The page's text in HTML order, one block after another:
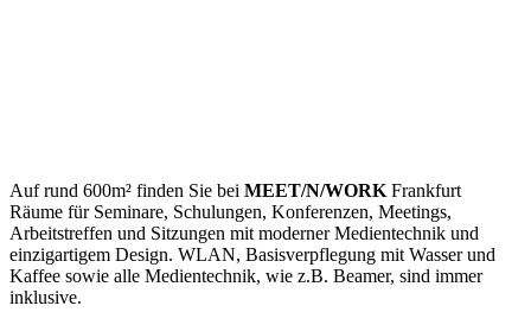
Auf rund 600m² finden Sie bei MEET/N/WORK Frankfurt
Räume für Seminare, Schulungen, Konferenzen, Meetings,
Arbeitstreffen und Sitzungen mit moderner Medientechnik und
einzigartigem Design. WLAN, Basisverpflegung mit Wasser und
Kaffee sowie alle Medientechnik, wie z.B. Beamer, sind immer
inklusive.